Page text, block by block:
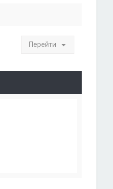
Перейти